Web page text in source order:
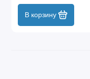
В корзину